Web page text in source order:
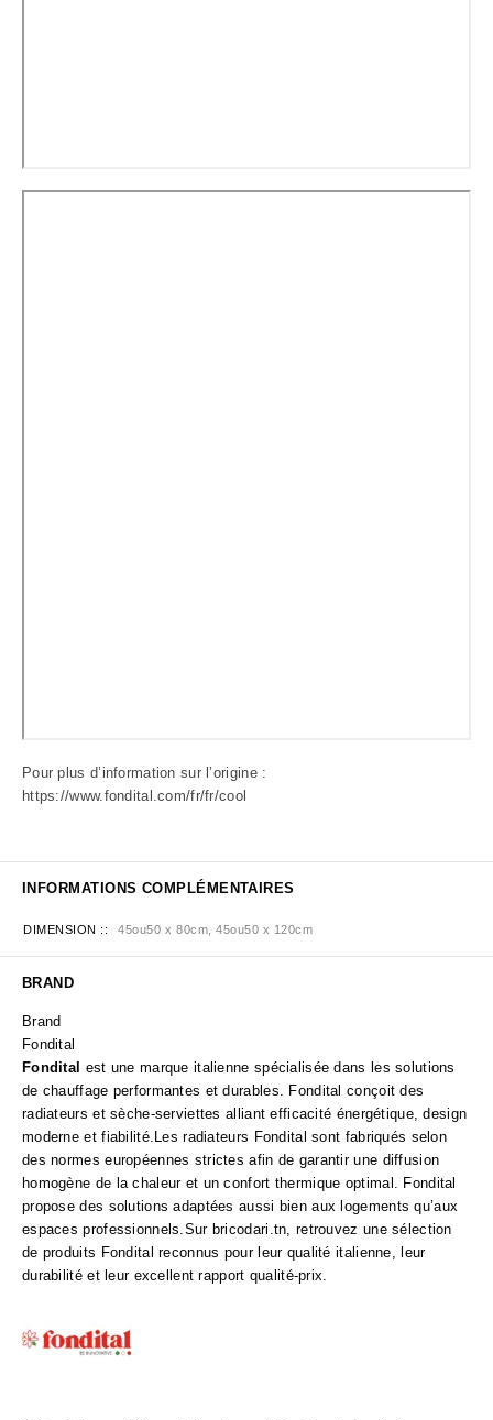
Pour plus d’information sur l’origine :
https://www.fondital.com/fr/fr/cool
INFORMATIONS COMPLÉMENTAIRES
DIMENSION : 45ou50 x 80cm, 45ou50 x 120cm
BRAND
Brand
Fondital
Fondital est une marque italienne spécialisée dans les solutions
de chauffage performantes et durables. Fondital conçoit des
radiateurs et sèche-serviettes alliant efficacité énergétique, design
moderne et fiabilité.Les radiateurs Fondital sont fabriqués selon
des normes européennes strictes afin de garantir une diffusion
homogène de la chaleur et un confort thermique optimal. Fondital
propose des solutions adaptées aussi bien aux logements qu’aux
espaces professionnels.Sur bricodari.tn, retrouvez une sélection
de produits Fondital reconnus pour leur qualité italienne, leur
durabilité et leur excellent rapport qualité-prix.